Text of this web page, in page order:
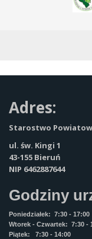
Adres:
Starostwo
ul. św. Kingi 1
43-155 Bieruń
NIP 6462887644
Godziny
Poniedziałek: 7:30 - 17:00
Wtorek - Czwartek: 7:30 -
Piątek: 7:30 - 14:00